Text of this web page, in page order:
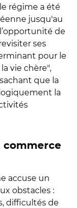
régime a été
jusqu'au
de
ses
pour le
vie chère",
que la
la
commerce
accuse un
obstacles :
difficultés de